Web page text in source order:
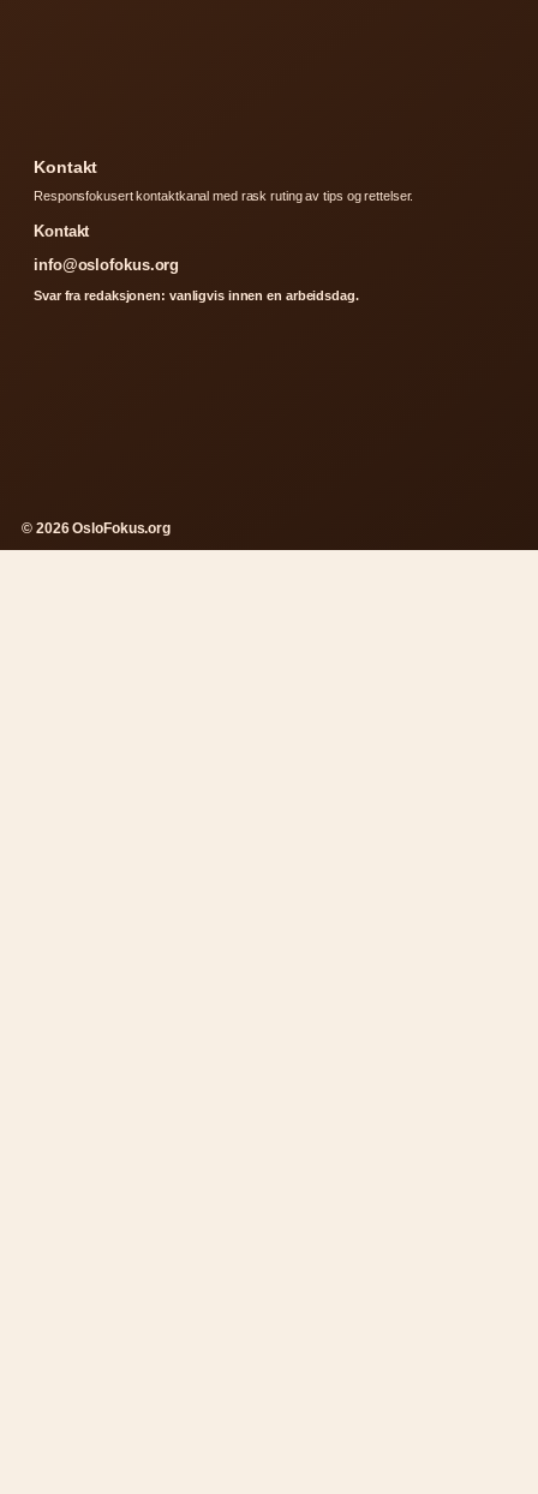
Kontakt
Responsfokusert kontaktkanal med rask ruting av tips og rettelser.
Kontakt
info@oslofokus.org
Svar fra redaksjonen: vanligvis innen en arbeidsdag.
© 2026 OsloFokus.org